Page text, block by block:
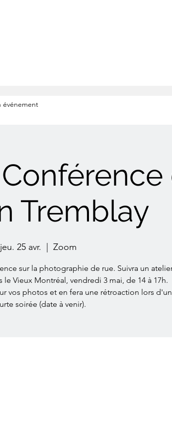
événement
Tremblay
jeu. 25 avr. Zoom
sur la photographie de rue. Suivra un
Vieux Montréal, vendredi 3 mai, de 14 à 17h.
vos photos et en fera une rétroaction lors
soirée (date à venir).